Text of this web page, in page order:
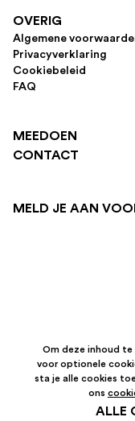
OVERIG
Algemene
Privacyverklaring
Cookiebeleid
FAQ
MEEDOEN
CONTACT
MELD JE AAN
Om deze inhoud te
voor optionele
sta je alle cookies
ons
ALLE